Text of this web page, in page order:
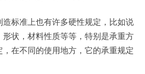
标准上也有许多硬性规定，比如说
状，材料性质等等，特别是承重方
在不同的使用地方，它的承重规定